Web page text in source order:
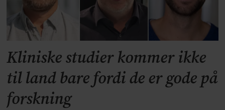
Kliniske studier kommer ikke
til land bare fordi de er gode på
forskning